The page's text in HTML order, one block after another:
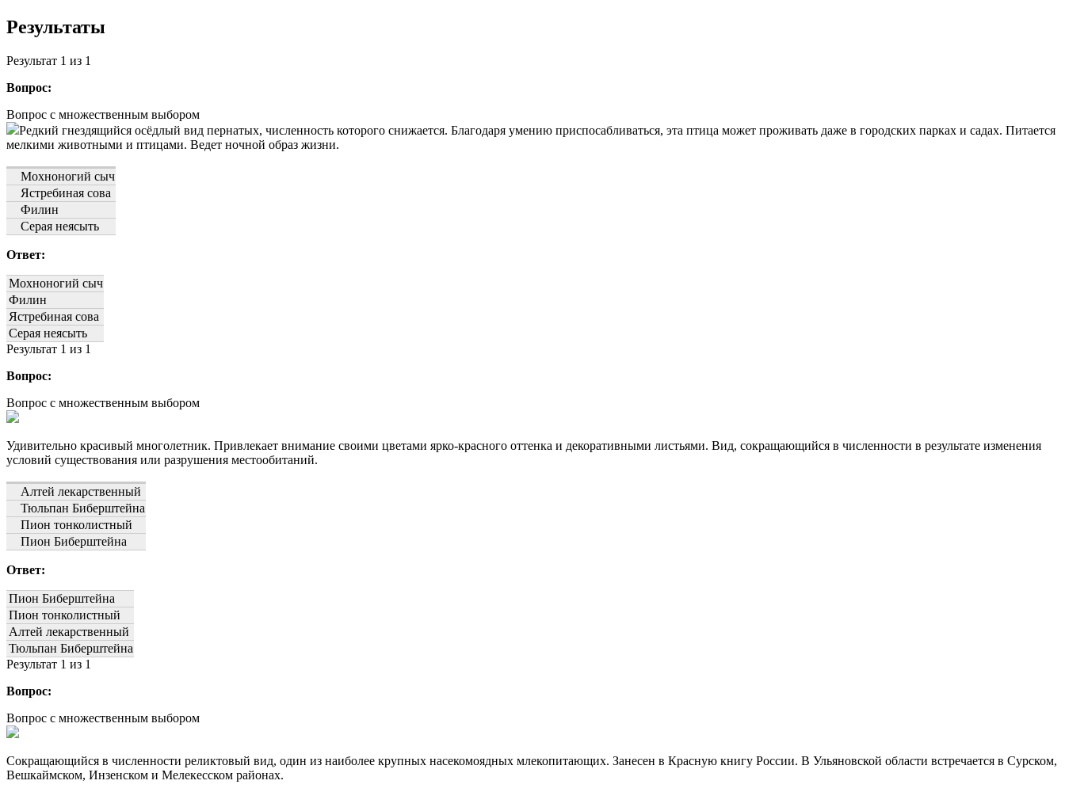
Результаты
Результат 1 из 1
Вопрос:
Вопрос с множественным выбором
Редкий гнездящийся осёдлый вид пернатых, численность которого снижается. Благодаря умению приспосабливаться, эта птица может проживать даже в городских парках и садах. Питается
мелкими животными и птицами. Ведет ночной образ жизни.
Мохноногий сыч
Ястребиная сова
Филин
Серая неясыть
Ответ:
Мохноногий сыч
Филин
Ястребиная сова
Серая неясыть
Результат 1 из 1
Вопрос:
Вопрос с множественным выбором
Удивительно красивый многолетник. Привлекает внимание своими цветами ярко-красного оттенка и декоративными листьями. Вид, сокращающийся в численности в результате изменения
условий существования или разрушения местообитаний.
Алтей лекарственный
Тюльпан Биберштейна
Пион тонколистный
Пион Биберштейна
Ответ:
Пион Биберштейна
Пион тонколистный
Алтей лекарственный
Тюльпан Биберштейна
Результат 1 из 1
Вопрос:
Вопрос с множественным выбором
Сокращающийся в численности реликтовый вид, один из наиболее крупных насекомоядных млекопитающих. Занесен в Красную книгу России. В Ульяновской области встречается в Сурском,
Вешкаймском, Инзенском и Мелекесском районах.